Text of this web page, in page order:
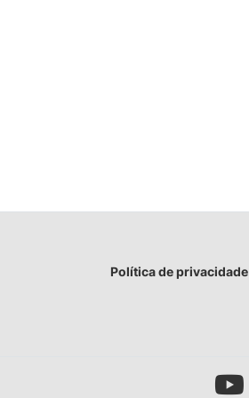
Política de privacidade